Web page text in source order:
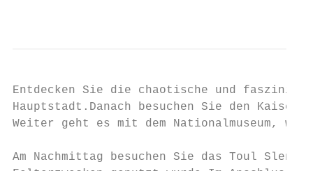
Entdecken Sie die chaotische und
Hauptstadt.Danach besuchen Sie den
Weiter geht es mit dem Nationalmuseum, wo
Am Nachmittag besuchen Sie das Toul Sleng